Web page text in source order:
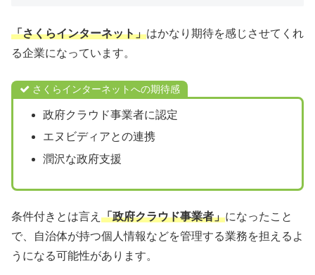
「さくらインターネット」はかなり期待を感じさせてくれ
る企業になっています。
さくらインターネットへの期待感
政府クラウド事業者に認定
エヌビディアとの連携
潤沢な政府支援
条件付きとは言え 「政府クラウド事業者」になったこと
で、自治体が持つ個人情報などを管理する業務を担えるよ
うになる可能性があります。